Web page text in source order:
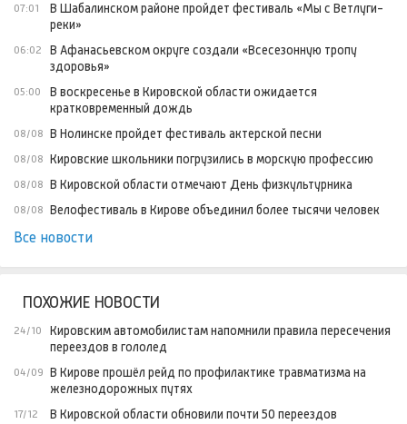
07:01
В Шабалинском районе пройдет фестиваль «Мы с Ветлуги-
реки»
06:02
В Афанасьевском округе создали «Всесезонную тропу
здоровья»
05:00
В воскресенье в Кировской области ожидается
кратковременный дождь
08/08 В Нолинске пройдет фестиваль актерской песни
08/08 Кировские школьники погрузились в морскую профессию
08/08 В Кировской области отмечают День физкультурника
08/08 Велофестиваль в Кирове объединил более тысячи человек
Все новости
ПОХОЖИЕ НОВОСТИ
24/10
Кировским автомобилистам напомнили правила пересечения
переездов в гололед
04/09 В Кирове прошёл рейд по профилактике травматизма на
железнодорожных путях
17/12 В Кировской области обновили почти 50 переездов